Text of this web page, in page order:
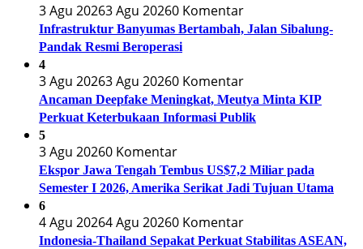
3 Agu 20263 Agu 20260 Komentar
Infrastruktur Banyumas Bertambah, Jalan Sibalung-
Pandak Resmi Beroperasi
4
3 Agu 20263 Agu 20260 Komentar
Ancaman Deepfake Meningkat, Meutya Minta KIP
Perkuat Keterbukaan Informasi Publik
5
3 Agu 20260 Komentar
Ekspor Jawa Tengah Tembus US$7,2 Miliar pada
Semester I 2026, Amerika Serikat Jadi Tujuan Utama
6
4 Agu 20264 Agu 20260 Komentar
Indonesia-Thailand Sepakat Perkuat Stabilitas ASEAN,